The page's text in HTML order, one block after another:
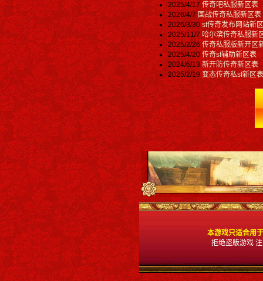
2025/4/17传奇吧私服新区表
2026/4/7 国战传奇私服新区表
2026/3/30sf传奇发布网站新
2025/11/7 哈尔滨传奇私服新
2025/2/26 传奇私服版新开区
2025/4/20传奇sf辅助新区表
2024/6/13新开防传奇新区表
2025/2/19 变态传奇私sf新区表
本游戏只适合用
拒绝盗版游戏